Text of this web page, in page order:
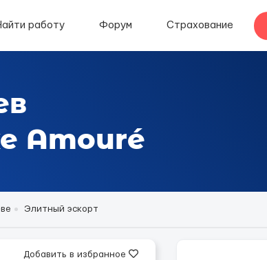
работу Форум Страхование
Amouré
Элитный эскорт
Добавить в избранное